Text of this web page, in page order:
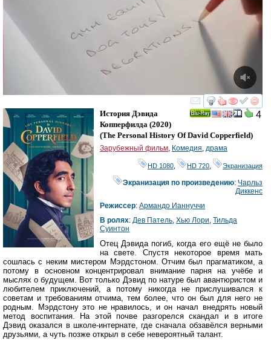
смотреть
4
История Дэвида
Копперфилда (2020)
(The Personal History Of David Copperfield)
Зарубежный фильм, Комедия, драма
HD 1080, HD 720, Экранизация
Экранизация по произведению: Чарльз
Диккенс
Режиссер: Армандо Ианнуччи
В ролях: Дев Патель, Хью Лори, Тильда
Суинтон
Отец Дэвида погиб, когда его ещё не было
на свете. Спустя некоторое время мать
сошлась с неким мистером Мэрдстоном. Отчим был прагматиком, а
потому в основном концентрировал внимание парня на учёбе и
мыслях о будущем. Вот только Дэвид по натуре был авантюристом и
любителем приключений, а потому никогда не прислушивался к
советам и требованиям отчима, тем более, что он был для него не
родным. Мэрдстону это не нравилось, и он начал внедрять новый
метод воспитания. На этой почве разгорелся скандал и в итоге
Дэвид оказался в школе-интернате, где сначала обзавёлся верными
друзьями, а чуть позже открыл в себе невероятный талант.